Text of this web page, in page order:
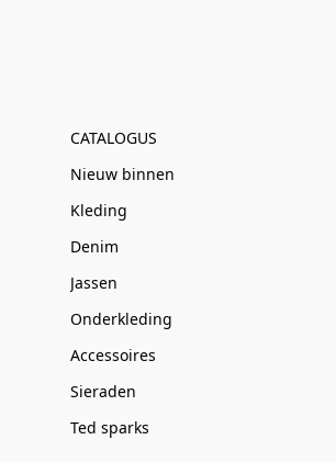
CATALOGUS
Nieuw binnen
Kleding
Denim
Jassen
Onderkleding
Accessoires
Sieraden
Ted sparks